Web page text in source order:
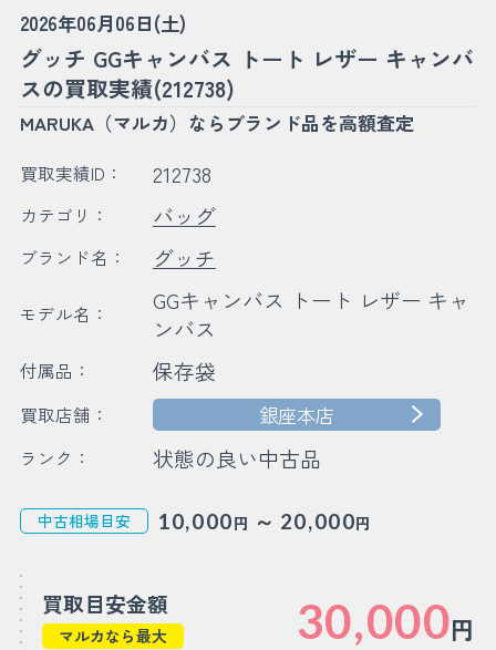
2026年06月06日(土)
グッチ GGキャンバス トート レザー キャンバ
スの買取実績(212738)
MARUKA（マルカ）ならブランド品を高額査定
買取実績ID： 212738
カテゴリ： バッグ
ブランド名： グッチ
モデル名：
GGキャンバス トート レザー キャ
ンバス
付属品： 保存袋
買取店舗： 銀座本店
ランク： 状態の良い中古品
中古相場目安 10,000円 ～ 20,000円
買取目安金額
マルカなら最大 30,000円